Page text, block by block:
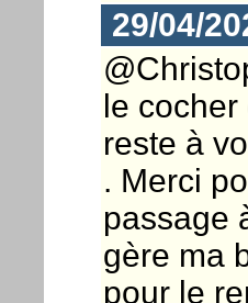
29/04/
le
reste à
. Merci
passage
gère ma
pour le